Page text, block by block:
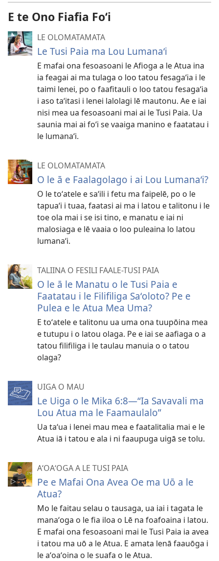
E te Ono Fiafia Foʻi
LE OLOMATAMATA
Le Tusi Paia ma Lou Lumanaʻi
E mafai ona fesoasoani le Afioga a le Atua ina
ia feagai ai ma tulaga o loo tatou fesagaʻia i le
taimi lenei, po o faafitauli o loo tatou fesagaʻia
i aso taʻitasi i lenei lalolagi lē mautonu. Ae e iai
nisi mea ua fesoasoani mai ai le Tusi Paia. Ua
saunia mai ai foʻi se vaaiga manino e faatatau i
le lumanaʻi.
LE OLOMATAMATA
O le ā e Faalagolago i ai Lou Lumanaʻi?
O le toʻatele e saʻili i fetu ma faipelē, po o le
tapuaʻi i tuaa, faatasi ai ma i latou e talitonu i le
toe ola mai i se isi tino, e manatu e iai ni
malosiaga e lē vaaia o loo puleaina lo latou
lumanaʻi.
TALIINA O FESILI FAALE-TUSI PAIA
O le ā le Manatu o le Tusi Paia e
Faatatau i le Filifiliga Saʻoloto? Pe e
Pulea e le Atua Mea Uma?
E toʻatele e talitonu ua uma ona tuupōina mea
e tutupu i o latou olaga. Pe e iai se aafiaga o a
tatou filifiliga i le taulau manuia o o tatou
olaga?
UIGA O MAU
Le Uiga o le Mika 6:8​—“Ia Savavali ma
Lou Atua ma le Faamaulalo”
Ua taʻua i lenei mau mea e faatalitalia mai e le
Atua iā i tatou e ala i ni faaupuga uigā se tolu.
AʻOAʻOGA A LE TUSI PAIA
Pe e Mafai Ona Avea Oe ma Uō a le
Atua?
Mo le faitau selau o tausaga, ua iai i tagata le
manaʻoga o le fia iloa o Lē na foafoaina i latou.
E mafai ona fesoasoani mai le Tusi Paia ia avea
i tatou ma uō a le Atua. E amata lenā faauōga i
le aʻoaʻoina o le suafa o le Atua.